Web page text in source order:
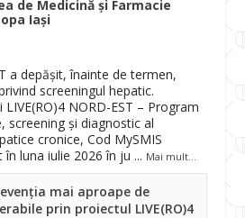
de Medicină și Farmacie
Iași
a depășit, înainte de termen,
screeningul hepatic.
NORD-EST – Program
screening și diagnostic al
cronice, Cod MySMIS
luna iulie 2026 în ju ... Mai mult...
mai aproape de
prin proiectul LIVE(RO)4